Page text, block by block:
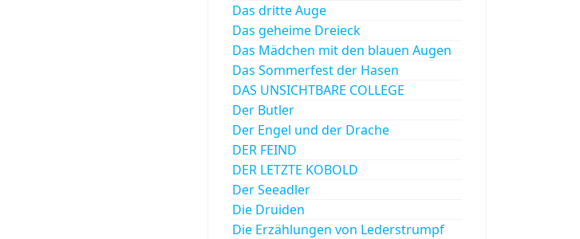
Das dritte Auge
Das geheime Dreieck
Das Mädchen mit den blauen Augen
Das Sommerfest der Hasen
DAS UNSICHTBARE COLLEGE
Der Butler
Der Engel und der Drache
DER FEIND
DER LETZTE KOBOLD
Der Seeadler
Die Druiden
Die Erzählungen von Lederstrumpf